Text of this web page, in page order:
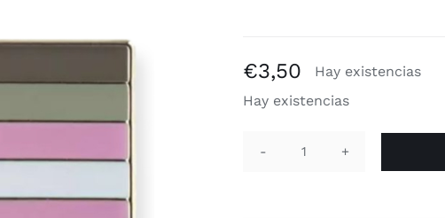
€3,50
Hay existencias
Hay existencias